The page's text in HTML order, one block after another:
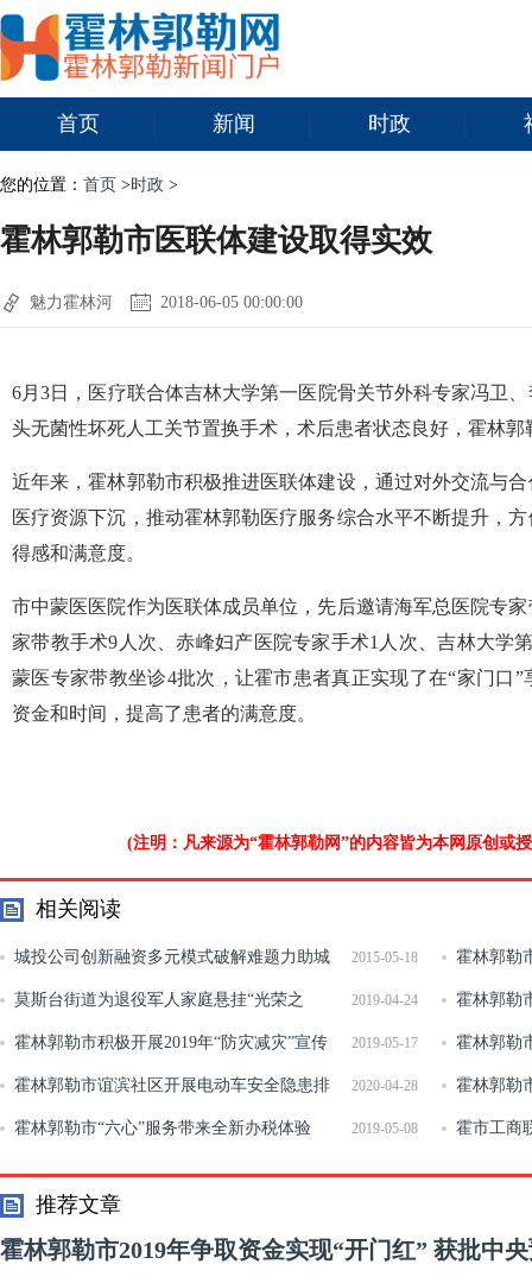
首页 新闻 时政
您的位置： 首页 >时政 >
霍林郭勒市医联体建设取得实效
魅力霍林河 2018-06-05 00:00:00
6月3日，医疗联合体吉林大学第一医院骨关节外科专家冯卫
头无菌性坏死人工关节置换手术，术后患者状态良好，霍林
近年来，霍林郭勒市积极推进医联体建设，通过对外交流与
医疗资源下沉，推动霍林郭勒医疗服务综合水平不断提升，
得感和满意度。
市中蒙医医院作为医联体成员单位，先后邀请海军总医院专
家带教手术9人次、赤峰妇产医院专家手术1人次、吉林大学
蒙医专家带教坐诊4批次，让霍市患者真正实现了在“家门口
资金和时间，提高了患者的满意度。
(注明：凡来源为“霍林郭勒网”的内容皆为本网原创或
相关阅读
2015-05-18
城投公司创新融资多元模式破解难题力助城
市发展
霍林郭勒
2019-04-24
莫斯台街道为退役军人家庭悬挂“光荣之
家”牌匾
霍林郭勒
强”榜单
2019-05-17
霍林郭勒市积极开展2019年“防灾减灾”宣传
周活动
霍林郭勒
2020-04-28
霍林郭勒市谊滨社区开展电动车安全隐患排
查活动
霍林郭勒
2019-05-08
霍林郭勒市“六心”服务带来全新办税体验 霍市工商
推荐文章
霍林郭勒市2019年争取资金实现“开门红” 获批中